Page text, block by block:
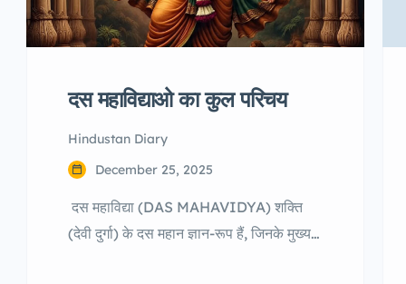
दस महाविद्याओ का कुल परिचय
Hindustan Diary
December 25, 2025
दस महाविद्या (DAS MAHAVIDYA) शक्ति
(देवी दुर्गा) के दस महान ज्ञान-रूप हैं, जिनके मुख्य